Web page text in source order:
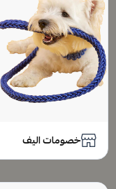
خصومات اليف